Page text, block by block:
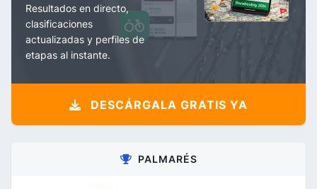
Resultados en directo,
clasificaciones
actualizadas y perfiles de
etapas al instante.
DESCÁRGALA GRATIS YA
PALMARÉS